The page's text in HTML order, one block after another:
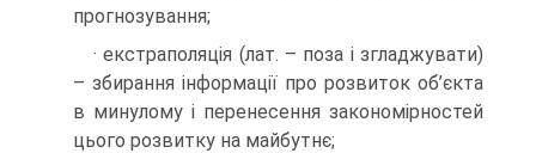
прогнозування;
· екстраполяція (лат. – поза і згладжувати)
– збирання інформації про розвиток об’єкта
в минулому і перенесення закономірностей
цього розвитку на майбутнє;